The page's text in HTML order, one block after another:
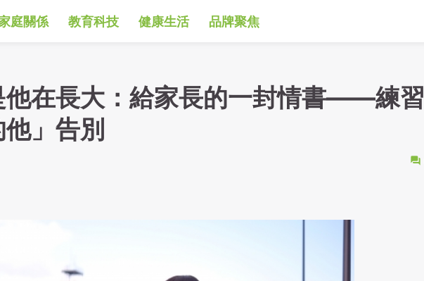
庭關係 教育科技 健康生活 品牌聚焦
他在長大：給家長的一封情書——練習
」告別